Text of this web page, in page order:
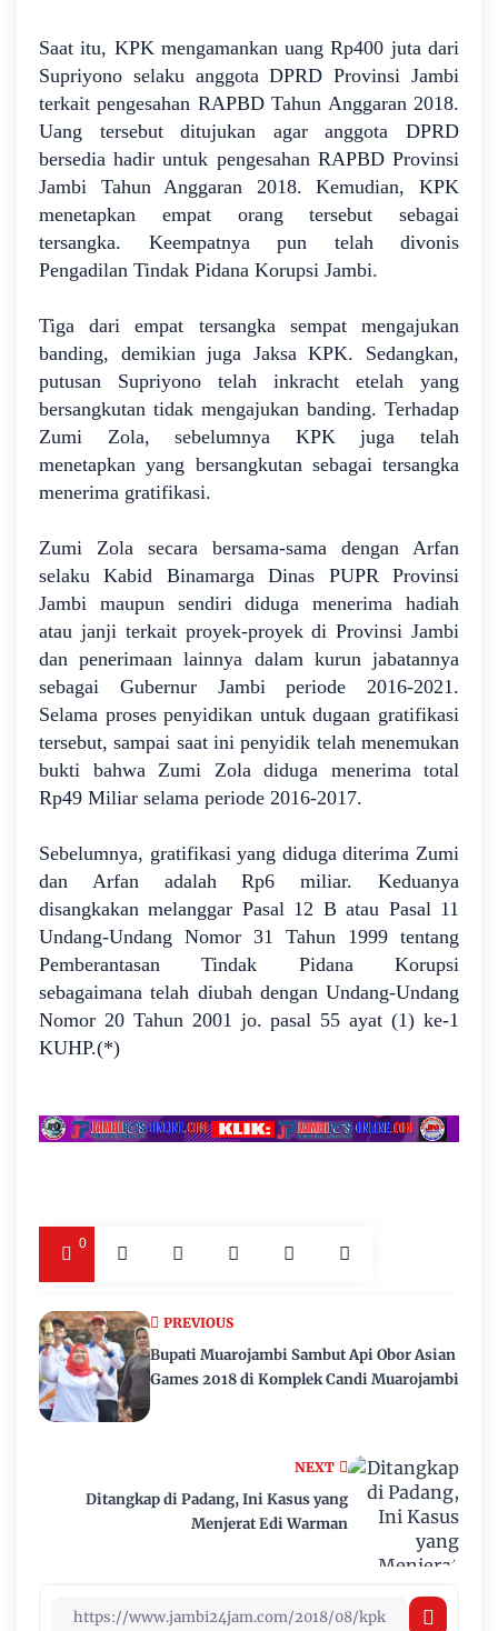
Saat itu, KPK mengamankan uang Rp400 juta dari
Supriyono selaku anggota DPRD Provinsi Jambi
terkait pengesahan RAPBD Tahun Anggaran 2018.
Uang tersebut ditujukan agar anggota DPRD
bersedia hadir untuk pengesahan RAPBD Provinsi
Jambi Tahun Anggaran 2018. Kemudian, KPK
menetapkan empat orang tersebut sebagai
tersangka. Keempatnya pun telah divonis
Pengadilan Tindak Pidana Korupsi Jambi.
Tiga dari empat tersangka sempat mengajukan
banding, demikian juga Jaksa KPK. Sedangkan,
putusan Supriyono telah inkracht etelah yang
bersangkutan tidak mengajukan banding. Terhadap
Zumi Zola, sebelumnya KPK juga telah
menetapkan yang bersangkutan sebagai tersangka
menerima gratifikasi.
Zumi Zola secara bersama-sama dengan Arfan
selaku Kabid Binamarga Dinas PUPR Provinsi
Jambi maupun sendiri diduga menerima hadiah
atau janji terkait proyek-proyek di Provinsi Jambi
dan penerimaan lainnya dalam kurun jabatannya
sebagai Gubernur Jambi periode 2016-2021.
Selama proses penyidikan untuk dugaan gratifikasi
tersebut, sampai saat ini penyidik telah menemukan
bukti bahwa Zumi Zola diduga menerima total
Rp49 Miliar selama periode 2016-2017.
Sebelumnya, gratifikasi yang diduga diterima Zumi
dan Arfan adalah Rp6 miliar. Keduanya
disangkakan melanggar Pasal 12 B atau Pasal 11
Undang-Undang Nomor 31 Tahun 1999 tentang
Pemberantasan Tindak Pidana Korupsi
sebagaimana telah diubah dengan Undang-Undang
Nomor 20 Tahun 2001 jo. pasal 55 ayat (1) ke-1
KUHP.(*)
0
NEXT
Ditangkap di Padang, Ini Kasus yang
Menjerat Edi Warman
PREVIOUS
Bupati Muarojambi Sambut Api Obor Asian
Games 2018 di Komplek Candi Muarojambi